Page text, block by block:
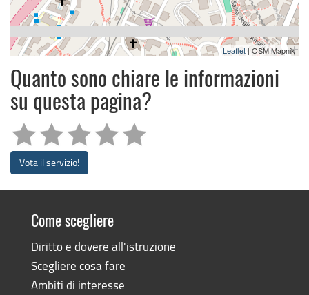
Leaflet | OSM Mapnik
Quanto sono chiare le informazioni
su questa pagina?
Vota il servizio!
Come scegliere
Diritto e dovere all'istruzione
Scegliere cosa fare
Ambiti di interesse